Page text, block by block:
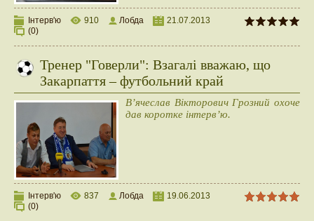
Інтерв'ю 910 Лобда
21.07.2013
(0)
Тренер "Говерли": Взагалі вважаю, що
Закарпаття – футбольний край
В’ячеслав Вікторович Грозний охоче
дав коротке інтерв’ю.
Інтерв'ю 837 Лобда
19.06.2013
(0)